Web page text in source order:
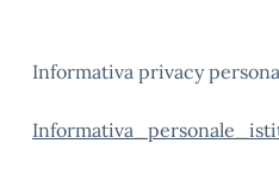
Informativa privacy